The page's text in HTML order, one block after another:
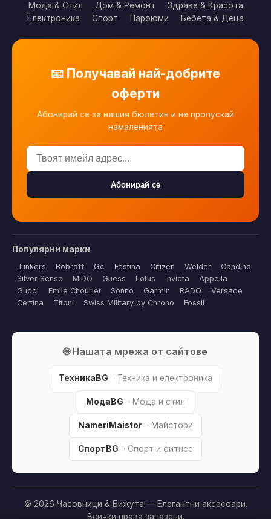
Мода & Стил Дом & Ремонт
Здраве & Красота
Електроника
Спорт Парфюми Бебета & Деца
📧 Получавай най-добрите
оферти
Абонирай се за нашия бюлетин и не пропускай
намаленията
Абонирай се
Популярни марки
Junkers Bobroff Gc Festina Citizen Welder
Candino
Silver Sense
MIDO Guess Lotus Invicta
Appella
Gucci
Emile Chouriet Sonno Garmin RADO
Versace
Certina
Titoni Swiss Military by Chrono Fossil
🌐 Нашата мрежа от сайтове
ТехникаBG · Техника и електроника
МодаBG · Мода и стил
NameriMaistor · Майстори
СпортBG · Спорт и фитнес
© 2026 Часовници & Бижута — Елегантни аксесоари.
Всички права запазени.